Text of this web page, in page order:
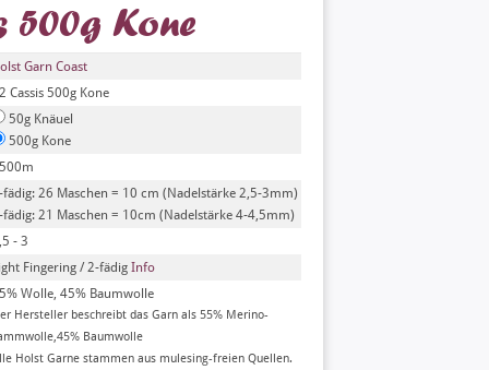
500g Kone
Garn Coast
Cassis 500g Kone
50g Knäuel
500g Kone
fädig: 26 Maschen = 10 cm (Nadelstärke 2,5-3mm)
fädig: 21 Maschen = 10cm (Nadelstärke 4-4,5mm)
- 3
Fingering / 2-fädig Info
Wolle, 45% Baumwolle
Hersteller beschreibt das Garn als 55% Merino-
Baumwolle
Holst Garne stammen aus mulesing-freien Quellen.